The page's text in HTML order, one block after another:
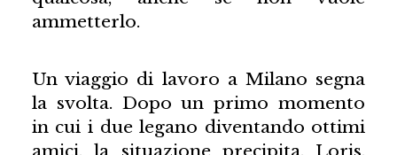
ammetterlo.
Un viaggio di lavoro a Milano segna
la svolta. Dopo un primo momento
in cui i due legano diventando ottimi
amici, la situazione precipita. Loris,